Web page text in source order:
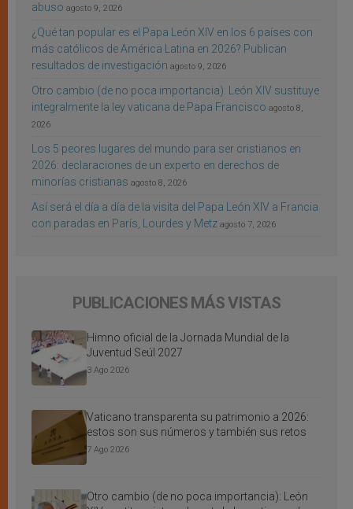
abuso agosto 9, 2026
¿Qué tan popular es el Papa León XIV en los 6 países con
más católicos de América Latina en 2026? Publican
resultados de investigación agosto 9, 2026
Otro cambio (de no poca importancia): León XIV sustituye
integralmente la ley vaticana de Papa Francisco agosto 8,
2026
Los 5 peores lugares del mundo para ser cristianos en
2026: declaraciones de un experto en derechos de
minorías cristianas agosto 8, 2026
Así será el día a día de la visita del Papa León XIV a Francia
con paradas en París, Lourdes y Metz agosto 7, 2026
PUBLICACIONES MÁS VISTAS
Himno oficial de la Jornada Mundial de la
Juventud Seúl 2027
3 Ago 2026
Vaticano transparenta su patrimonio a 2026:
estos son sus números y también sus retos
7 Ago 2026
Otro cambio (de no poca importancia): León